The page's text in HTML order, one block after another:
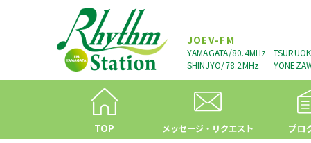
JOEV-FM
YAMAGATA/80.4MHz
SHINJYO/78.2MHz
TOP メッセージ・リクエスト プロ